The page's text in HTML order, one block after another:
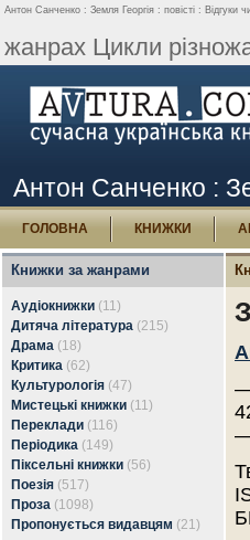
Антон Санченко : Земля Георгія : повісті : Відгуки
жанрах Цикли
Антон Санченко :
ГОЛОВНА КНИЖКИ
Книжки за жанрами
Аудіокнижки (11)
Дитяча література (215)
Драма (18)
Критика (62)
Культурологія (47)
Мистецькі книжки (11)
Переклади (116)
Періодика (149)
Піксельні книжки (56)
Поезія (517)
Проза (1098)
Пропонується видавцям (21)
—